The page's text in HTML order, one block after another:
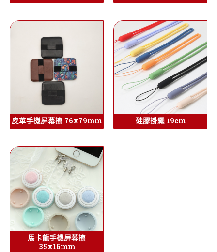
皮革手機屏幕擦 76x79mm 硅膠掛繩 19cm
馬卡龍手機屏幕擦
35x16mm